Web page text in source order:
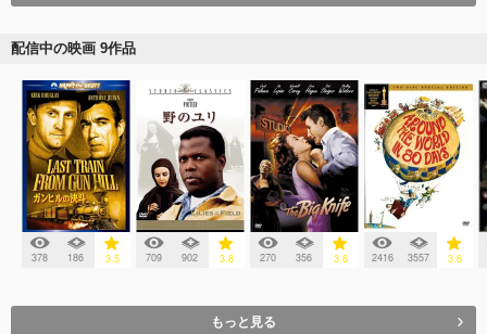
配信中の映画 9作品
378 186 3.5 709 902 3.8 270 356 3.6 2416 3557 3.6
もっと見る